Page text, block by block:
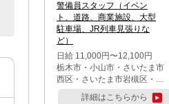
警備員スタッフ（イベン
ト、道路、商業施設、大型
駐車場、JR列車見張りな
ど）
日給 11,000円〜12,100円
栃木市・小山市・さいたま市
西区・さいたま市岩槻区・久
喜市・蓮田市
詳細はこちらから